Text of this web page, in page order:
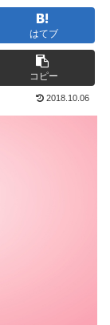
はてブ
コピー
2018.10.06